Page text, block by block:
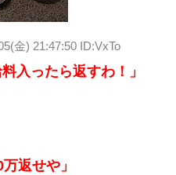
金) 21:47:50 ID:VxTo
入ったら返すわ！」
返せや」